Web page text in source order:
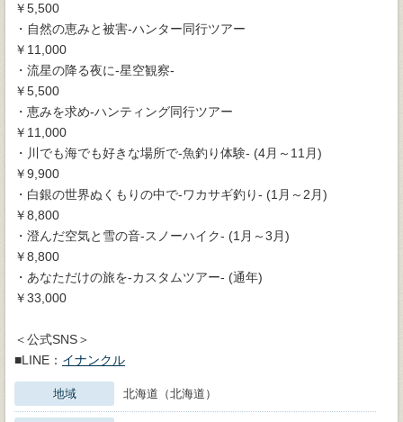
￥5,500
・自然の恵みと被害-ハンター同行ツアー
￥11,000
・流星の降る夜に-星空観察-
￥5,500
・恵みを求め-ハンティング同行ツアー
￥11,000
・川でも海でも好きな場所で-魚釣り体験- (4月～11月)
￥9,900
・白銀の世界ぬくもりの中で-ワカサギ釣り- (1月～2月)
￥8,800
・澄んだ空気と雪の音-スノーハイク- (1月～3月)
￥8,800
・あなただけの旅を-カスタムツアー- (通年)
￥33,000
＜公式SNS＞
■LINE： イナンクル
地域 北海道（北海道）